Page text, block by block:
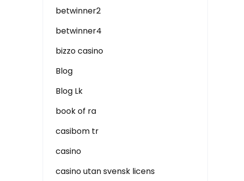
betwinner2
betwinner4
bizzo casino
Blog
Blog Lk
book of ra
casibom tr
casino
casino utan svensk licens